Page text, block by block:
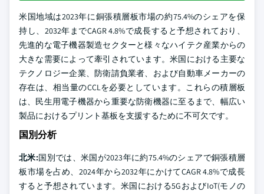
米国地域は2023年に銅張積層板市場の約75.4%のシェアを保
持し、2032年までCAGR 4.8%で成長すると予想されており、
先進的な電子機器製造セクターと様々なハイテク産業からの
大きな需要によって牽引されています。米国における主要な
テクノロジー企業、防衛請負業者、および自動車メーカーの
存在は、相当量のCCLを必要としています。これらの積層板
は、民生用電子機器から重要な防衛機器に至るまで、幅広い
製品におけるプリント基板を支援するために不可欠です。
国別分析
北米:国別では、米国が2023年に約75.4%のシェアで銅張積層
板市場を占め、2024年から2032年にかけてCAGR 4.8%で成長
すると予想されています。米国における5GおよびIoT(モノの